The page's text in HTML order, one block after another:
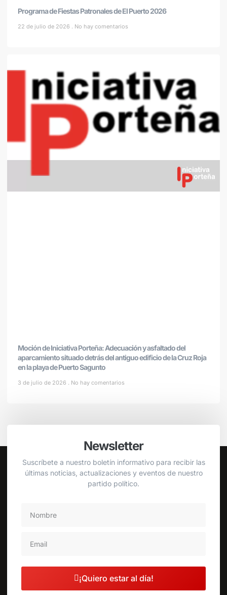
Programa de Fiestas Patronales de El Puerto 2026
22 de julio de 2026 No hay comentarios
Moción de Iniciativa Porteña: Adecuación y asfaltado del
aparcamiento situado detrás del antiguo edificio de la Cruz Roja
en la playa de Puerto Sagunto
3 de julio de 2026 No hay comentarios
Newsletter
Suscríbete a nuestro boletín informativo para recibir las
últimas noticias, actualizaciones y eventos de nuestro
partido político.
¡Quiero estar al día!